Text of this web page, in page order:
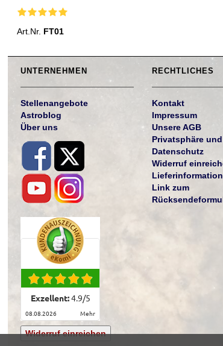
Art.Nr. FT01
UNTERNEHMEN
Stellenangebote
Astroblog
Über uns
Exzellent:4.9/5
08.08.2026 mehr
Widerruf einreichen
RECHTLICHES
Kontakt
Impressum
Unsere AGB
Privatsphäre und
Datenschutz
Widerruf
Link zum